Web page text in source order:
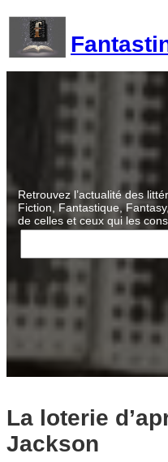
contenu
Retrouvez l’actualité des
Fiction, Fantastique,
de celles et ceux qui les
R
c
c
La loterie
Jackson